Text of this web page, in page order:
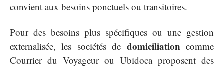
convient aux besoins ponctuels ou transitoires.
Pour des besoins plus spécifiques ou une gestion
externalisée, les sociétés de domiciliation comme
Courrier du Voyageur ou Ubidoca proposent des